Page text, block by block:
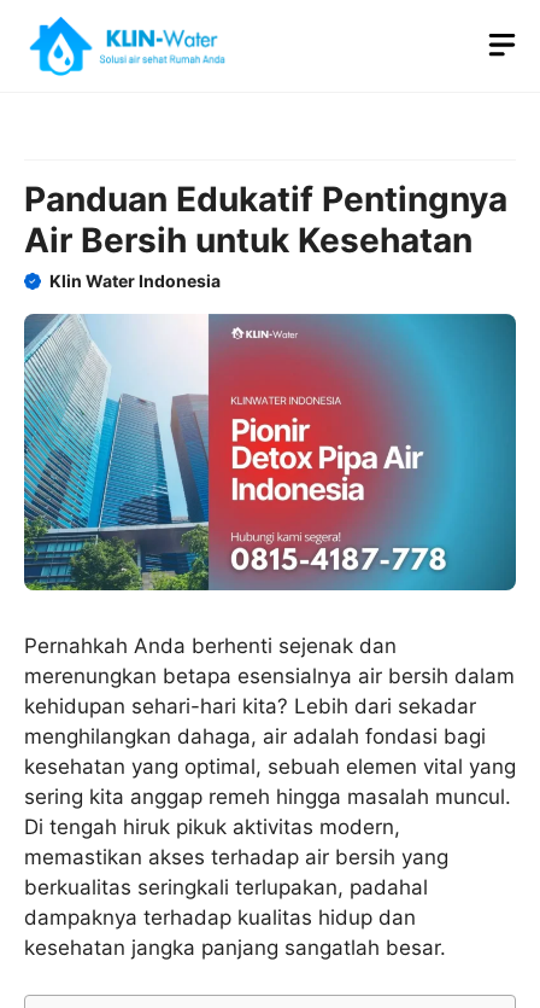
content
Panduan Edukatif Pentingnya
Air Bersih untuk Kesehatan
Klin Water Indonesia
Pernahkah Anda berhenti sejenak dan
merenungkan betapa esensialnya air bersih dalam
kehidupan sehari-hari kita? Lebih dari sekadar
menghilangkan dahaga, air adalah fondasi bagi
kesehatan yang optimal, sebuah elemen vital yang
sering kita anggap remeh hingga masalah muncul.
Di tengah hiruk pikuk aktivitas modern,
memastikan akses terhadap air bersih yang
berkualitas seringkali terlupakan, padahal
dampaknya terhadap kualitas hidup dan
kesehatan jangka panjang sangatlah besar.